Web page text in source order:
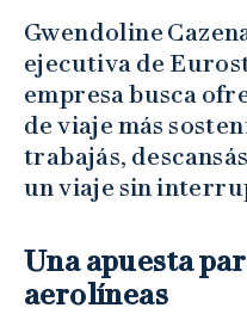
Gwendoline
ejecutiva de
empresa busca
de viaje más
trabajás,
un viaje sin
Una apuesta
aerolíneas